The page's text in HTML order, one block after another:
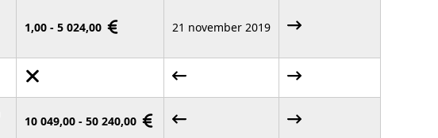
1,00 - 5 024,00 21 november 2019
10 049,00 - 50 240,00